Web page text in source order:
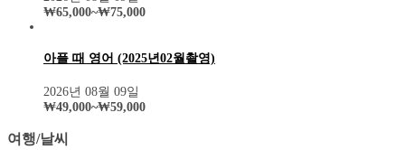
₩65,000~₩75,000
아플 때 영어 (2025년02월촬영)
2026년 08월 09일
₩49,000~₩59,000
여행/날씨